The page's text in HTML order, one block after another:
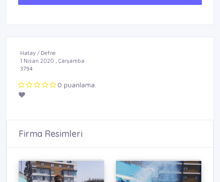
Hatay / Defne
1 Nisan 2020 , Çarşamba
3794
0 puanlama.
Firma Resimleri